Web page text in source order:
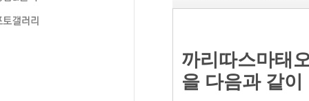
까리따스마태
을 다음과 같